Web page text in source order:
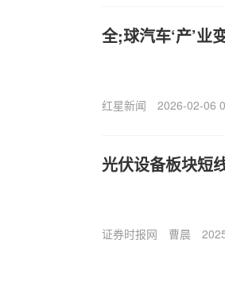
全;球汽车‘产’业
红星新闻 2026-02-06
光伏设备板块短
证券时报网 曹晨